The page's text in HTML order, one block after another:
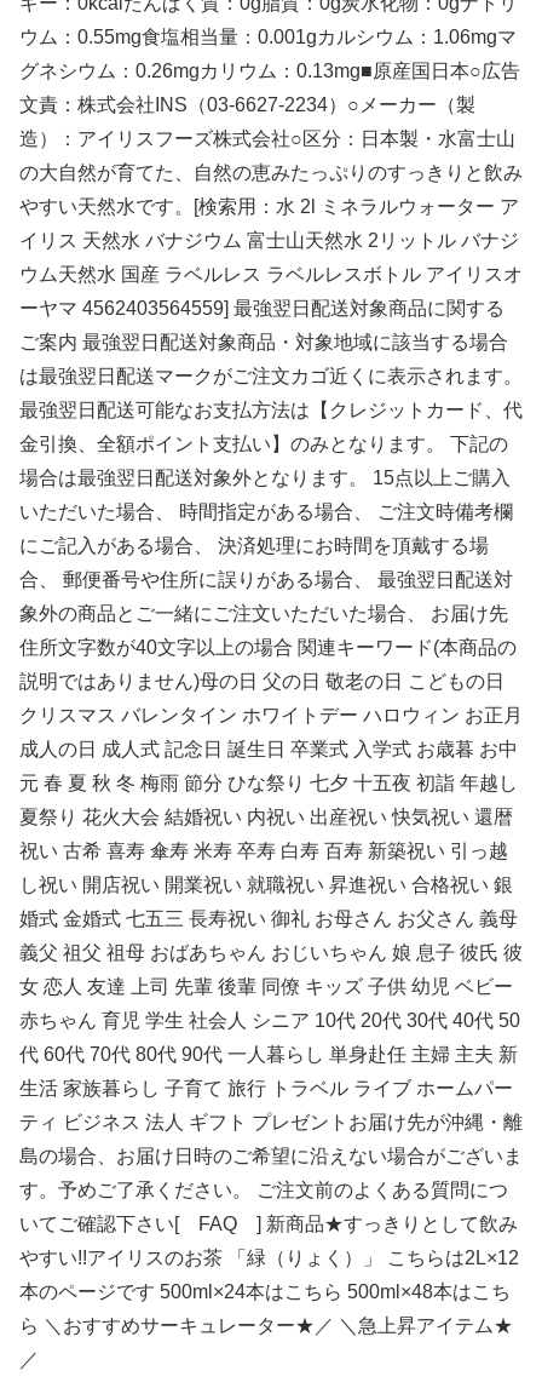
ウム：0.55mg食塩相当量：0.001gカルシウム：1.06mgマ
グネシウム：0.26mgカリウム：0.13mg■原産国日本○広告
文責：株式会社INS（03-6627-2234）○メーカー（製
造）：アイリスフーズ株式会社○区分：日本製・水富士山
の大自然が育てた、自然の恵みたっぷりのすっきりと飲み
やすい天然水です。[検索用：水 2l ミネラルウォーター ア
イリス 天然水 バナジウム 富士山天然水 2リットル バナジ
ウム天然水 国産 ラベルレス ラベルレスボトル アイリスオ
ーヤマ 4562403564559] 最強翌日配送対象商品に関する
ご案内 最強翌日配送対象商品・対象地域に該当する場合
は最強翌日配送マークがご注文カゴ近くに表示されます。
最強翌日配送可能なお支払方法は【クレジットカード、代
金引換、全額ポイント支払い】のみとなります。 下記の
場合は最強翌日配送対象外となります。 15点以上ご購入
いただいた場合、 時間指定がある場合、 ご注文時備考欄
にご記入がある場合、 決済処理にお時間を頂戴する場
合、 郵便番号や住所に誤りがある場合、 最強翌日配送対
象外の商品とご一緒にご注文いただいた場合、 お届け先
住所文字数が40文字以上の場合 関連キーワード(本商品の
説明ではありません)母の日 父の日 敬老の日 こどもの日
クリスマス バレンタイン ホワイトデー ハロウィン お正月
成人の日 成人式 記念日 誕生日 卒業式 入学式 お歳暮 お中
元 春 夏 秋 冬 梅雨 節分 ひな祭り 七夕 十五夜 初詣 年越し
夏祭り 花火大会 結婚祝い 内祝い 出産祝い 快気祝い 還暦
祝い 古希 喜寿 傘寿 米寿 卒寿 白寿 百寿 新築祝い 引っ越
し祝い 開店祝い 開業祝い 就職祝い 昇進祝い 合格祝い 銀
婚式 金婚式 七五三 長寿祝い 御礼 お母さん お父さん 義母
義父 祖父 祖母 おばあちゃん おじいちゃん 娘 息子 彼氏 彼
女 恋人 友達 上司 先輩 後輩 同僚 キッズ 子供 幼児 ベビー
赤ちゃん 育児 学生 社会人 シニア 10代 20代 30代 40代 50
代 60代 70代 80代 90代 一人暮らし 単身赴任 主婦 主夫 新
生活 家族暮らし 子育て 旅行 トラベル ライブ ホームパー
ティ ビジネス 法人 ギフト プレゼントお届け先が沖縄・離
島の場合、お届け日時のご希望に沿えない場合がございま
す。予めご了承ください。 ご注文前のよくある質問につ
いてご確認下さい[ FAQ ] 新商品★すっきりとして飲み
やすい!!アイリスのお茶 「緑（りょく）」 こちらは2L×12
本のページです 500ml×24本はこちら 500ml×48本はこち
ら ＼おすすめサーキュレーター★／ ＼急上昇アイテム★
／